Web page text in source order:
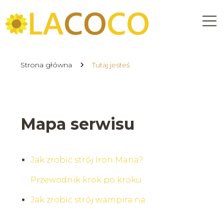
Strona główna Tutaj jesteś
Mapa serwisu
Jak zrobić strój Iron Mana?
Przewodnik krok po kroku
Jak zrobić strój wampira na